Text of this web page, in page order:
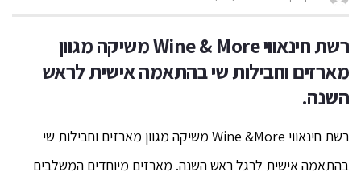
רשת חינאווי Wine & More משיקה מגוון
מארזים וחבילות שי בהתאמה אישית לראש
השנה.
רשת חינאווי Wine &More משיקה מגוון מארזים וחבילות שי
בהתאמה אישית לרגל ראש השנה. מארזים מיוחדים המשלבים